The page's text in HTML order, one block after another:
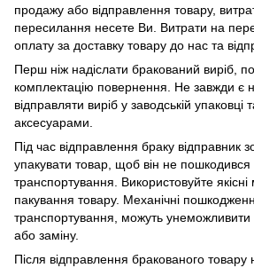
продажу або відправлення товару,
пересилання несете Ви. Витрати на
оплату за доставку товару до нас та
Перш ніж надіслати бракований виріб,
комплектацію повернення. Не завжди є
відправляти виріб у заводській упаковці
аксесуарами.
Під час відправлення браку відправник
упакувати товар, щоб він не пошкодився
транспортування. Використовуйте
пакування товару. Механічні
транспортування, можуть унеможливити
або заміну.
Після відправлення бракованого